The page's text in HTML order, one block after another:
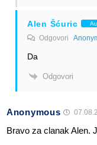
Alen Šćuric
Odgovori
Da
Odgovori
Anonymous
Bravo za clanak Alen.